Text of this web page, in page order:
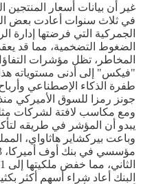
غير أن بيانات أسعار
في ثلاث سنوات أعادت بعض
الجمركية التي فرضتها إدارة
الضغوط التضخمية، مما قد
المخاطر، تظل مؤشرات
"فيكس" إلى أدنى مستوياته هذا
طفرة الذكاء الإصطناعي
ومع مكاسب لافتة لشركات
يبدو أن المؤشر في طريقه
وباعت بيركشاير هاثاواي،
البنك أعاد شراء أسهم أكثر